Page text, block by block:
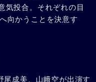
気投合。それぞれの目
向かうことを決意す
尾成美、山﨑空が出演す